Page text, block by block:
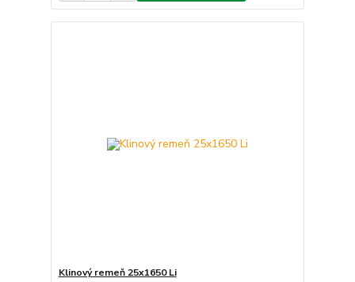
Klinový remeň 25x1650 Li